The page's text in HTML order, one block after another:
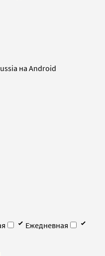
на Android
Ежедневная